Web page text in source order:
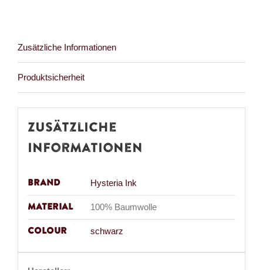
Zusätzliche Informationen
Produktsicherheit
Zusätzliche
Informationen
Brand Hysteria Ink
Material 100% Baumwolle
Colour schwarz